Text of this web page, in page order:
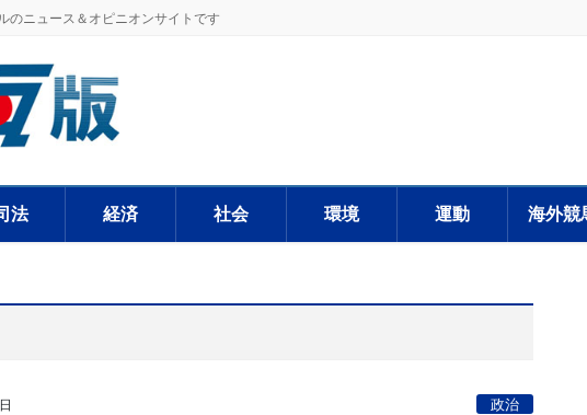
のニュース＆オピニオンサイトです
法 経済 社会 環境 運動 海外競
政治